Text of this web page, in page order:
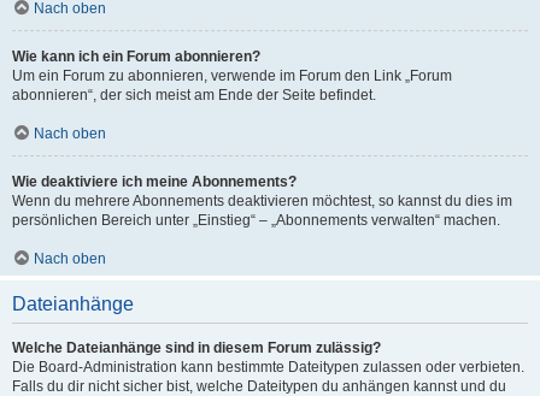
Nach oben
Wie kann ich ein Forum abonnieren?
Um ein Forum zu abonnieren, verwende im Forum den Link „Forum
abonnieren“, der sich meist am Ende der Seite befindet.
Nach oben
Wie deaktiviere ich meine Abonnements?
Wenn du mehrere Abonnements deaktivieren möchtest, so kannst du dies im
persönlichen Bereich unter „Einstieg“ – „Abonnements verwalten“ machen.
Nach oben
Dateianhänge
Welche Dateianhänge sind in diesem Forum zulässig?
Die Board-Administration kann bestimmte Dateitypen zulassen oder verbieten.
Falls du dir nicht sicher bist, welche Dateitypen du anhängen kannst und du